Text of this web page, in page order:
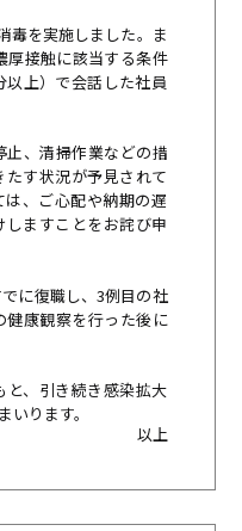
毒を実施しました。ま
厚接触に該当する条件
上） で会話した社員
、清掃作業などの措
す状況が予見されて
、 ご心配や納期の遅
ますことをお詫び申
に復職し、3例目の社
健康観察を行った後に
、 引き続き感染拡大
ります。
以上